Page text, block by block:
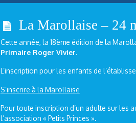
La Marollaise – 24
Cette année, la 18ème édition de la
Primaire Roger Vivier.
L’inscription pour les enfants de
S’inscrire à la Marollaise
Pour toute inscription d’un adulte sur les
l’association « Petits Princes ».